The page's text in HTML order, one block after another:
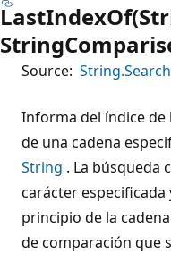
Source:
Informa del índice de
de una cadena
String . La búsqueda
carácter especificada
principio de la
de comparación que